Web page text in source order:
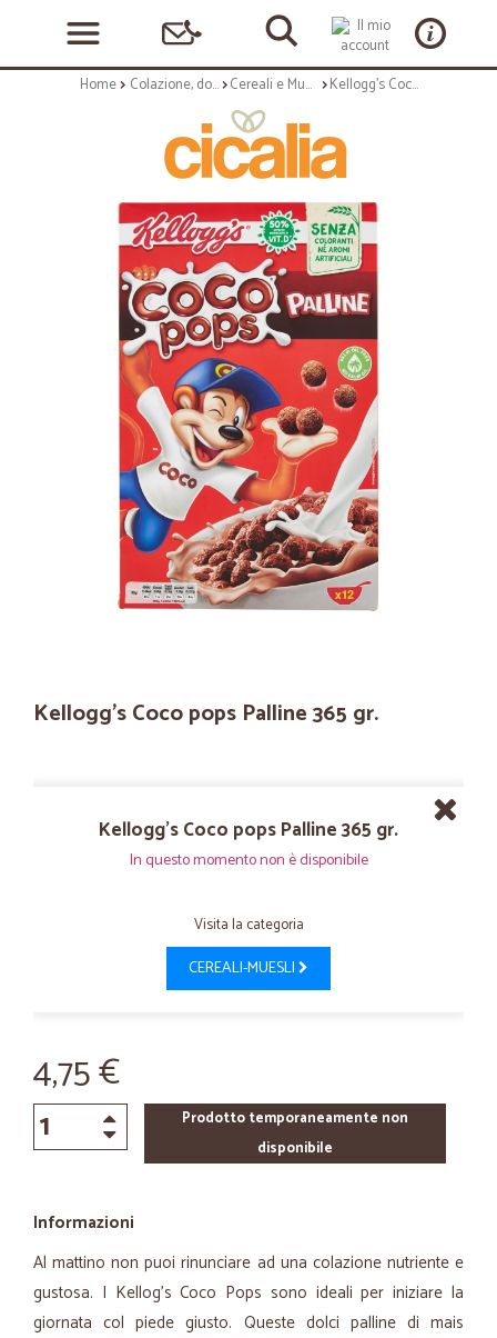
Home Colazione, dolciumi e snack Cereali e Muesli Kellogg's Coco pops Palline 365 gr.
Kellogg's Coco pops Palline 365 gr.
Kellogg's Coco pops Palline 365 gr.
In questo momento non è disponibile
Visita la categoria
CEREALI-MUESLI
4,75 €
Prodotto temporaneamente non
disponibile
Informazioni
Al mattino non puoi rinunciare ad una colazione nutriente e
gustosa. I Kellog's Coco Pops sono ideali per iniziare la
giornata col piede giusto. Queste dolci palline di mais